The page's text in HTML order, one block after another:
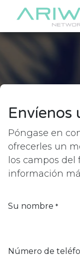
Ir al contenido
Envíenos
Póngase en
ofrecerles un
los campos
información
Su nombre *
Número de